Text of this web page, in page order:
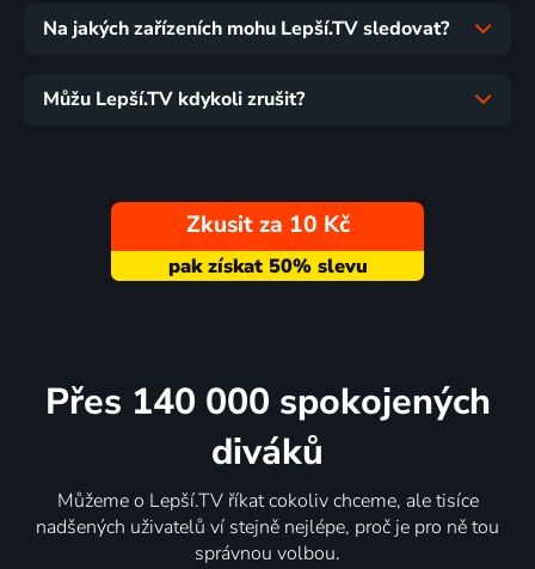
Na jakých zařízeních mohu Lepší.TV sledovat?
Můžu Lepší.TV kdykoli zrušit?
Zkusit za 10 Kč
Přes 140 000 spokojených
diváků
Můžeme o Lepší.TV říkat cokoliv chceme, ale tisíce
nadšených uživatelů ví stejně nejlépe, proč je pro ně tou
správnou volbou.